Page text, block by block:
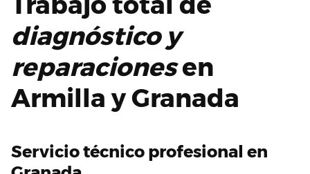
diagnóstico y
reparacionesen
Armilla y Granada
Servicio técnico profesional en